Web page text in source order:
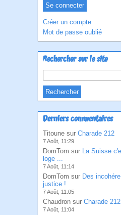
Créer un compte
Mot de passe oublié
Rechercher sur le site
Derniers commentaires
Titoune sur Charade 212
7 Août, 11:29
DomTom sur La Suisse
loge ...
7 Août, 11:14
DomTom sur Des
justice !
7 Août, 11:05
Chaudron sur Charade 212
7 Août, 11:04